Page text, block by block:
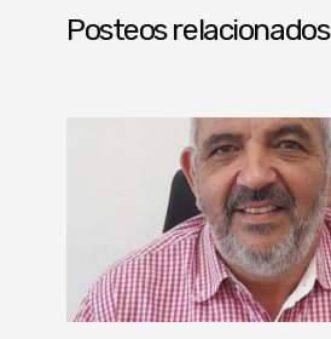
Posteos relacionados